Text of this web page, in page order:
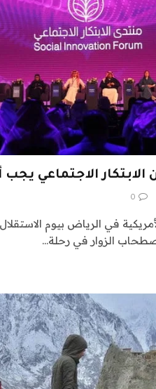
الابتكار الاجتماعي
0
في الرياض بيوم الاستقلال